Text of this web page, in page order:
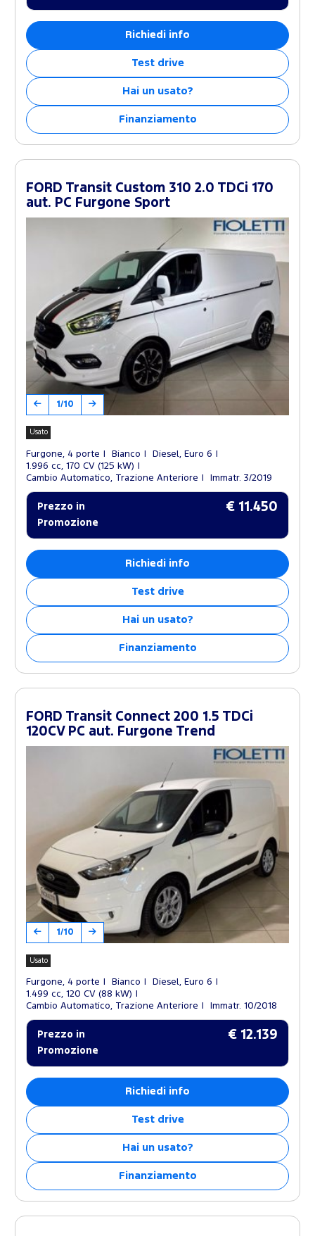
Richiedi info
Test drive
Hai un usato?
Finanziamento
FORD Transit Custom 310 2.0 TDCi 170
aut. PC Furgone Sport
1/10
Usato
Furgone, 4 porte Bianco
Diesel, Euro 6
1.996 cc, 170 CV (125 kW)
Cambio Automatico, Trazione Anteriore
Immatr. 3/2019
Prezzo in
Promozione
€ 11.450
Richiedi info
Test drive
Hai un usato?
Finanziamento
FORD Transit Connect 200 1.5 TDCi
120CV PC aut. Furgone Trend
1/10
Usato
Furgone, 4 porte Bianco
Diesel, Euro 6
1.499 cc, 120 CV (88 kW)
Cambio Automatico, Trazione Anteriore
Immatr. 10/2018
Prezzo in
Promozione
€ 12.139
Richiedi info
Test drive
Hai un usato?
Finanziamento